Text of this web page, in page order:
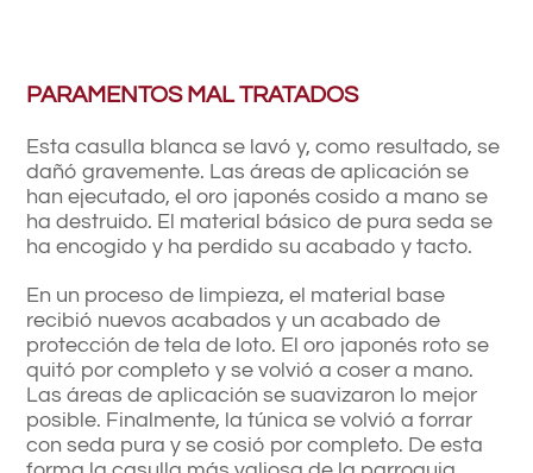
PARAMENTOS MAL TRATADOS
Esta casulla blanca se lavó y, como resultado, se
dañó gravemente. Las áreas de aplicación se
han ejecutado, el oro japonés cosido a mano se
ha destruido. El material básico de pura seda se
ha encogido y ha perdido su acabado y tacto.
En un proceso de limpieza, el material base
recibió nuevos acabados y un acabado de
protección de tela de loto. El oro japonés roto se
quitó por completo y se volvió a coser a mano.
Las áreas de aplicación se suavizaron lo mejor
posible. Finalmente, la túnica se volvió a forrar
con seda pura y se cosió por completo. De esta